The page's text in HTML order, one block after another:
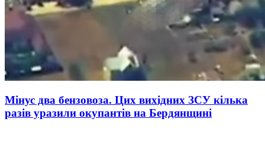
Мінус два бензовоза. Цих вихідних ЗСУ кілька
разів уразили окупантів на Бердянщині